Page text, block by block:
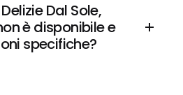
Dal Sole,
è disponibile e
specifiche?